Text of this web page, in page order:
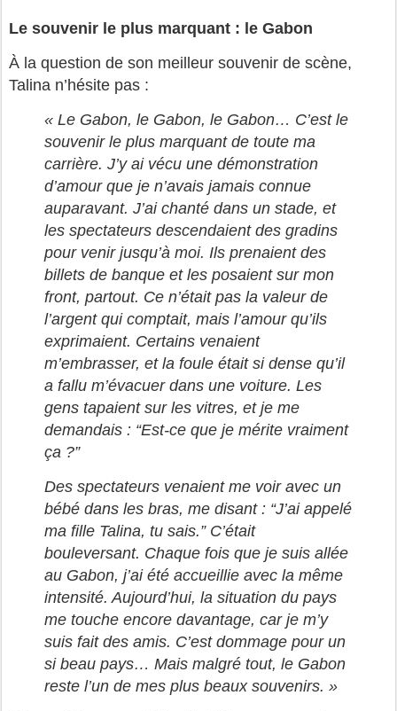
Le souvenir le plus marquant : le Gabon
À la question de son meilleur souvenir de scène,
Talina n’hésite pas :
« Le Gabon, le Gabon, le Gabon… C’est le
souvenir le plus marquant de toute ma
carrière. J’y ai vécu une démonstration
d’amour que je n’avais jamais connue
auparavant. J’ai chanté dans un stade, et
les spectateurs descendaient des gradins
pour venir jusqu’à moi. Ils prenaient des
billets de banque et les posaient sur mon
front, partout. Ce n’était pas la valeur de
l’argent qui comptait, mais l’amour qu’ils
exprimaient. Certains venaient
m’embrasser, et la foule était si dense qu’il
a fallu m’évacuer dans une voiture. Les
gens tapaient sur les vitres, et je me
demandais : “Est-ce que je mérite vraiment
ça ?”
Des spectateurs venaient me voir avec un
bébé dans les bras, me disant : “J’ai appelé
ma fille Talina, tu sais.” C’était
bouleversant. Chaque fois que je suis allée
au Gabon, j’ai été accueillie avec la même
intensité. Aujourd’hui, la situation du pays
me touche encore davantage, car je m’y
suis fait des amis. C’est dommage pour un
si beau pays… Mais malgré tout, le Gabon
reste l’un de mes plus beaux souvenirs. »